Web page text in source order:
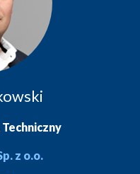
z o.o.